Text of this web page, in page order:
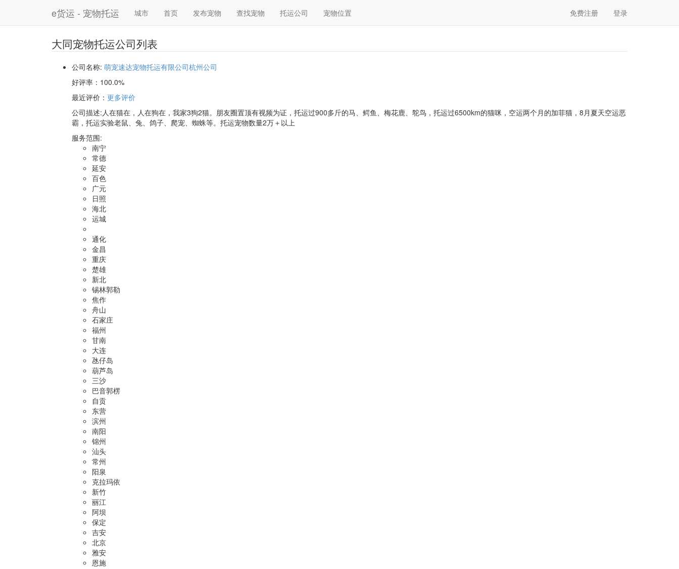
e货运 - 宠物托运 城市 首页 发布宠物 查找宠物 托运公司 宠物位置 免费注册 登录
大同宠物托运公司列表
公司名称: 萌宠速达宠物托运有限公司杭州公司
好评率： 100.0%
最近评价 ： 更多评价
公司描述:人在猫在，人在狗在，我家3狗2猫。朋友圈置顶有视频为证，托运过900多斤的马、鳄鱼、梅花鹿、鸵鸟，托运过6500km的猫咪，空运两个月的加菲猫，8月夏天空运恶
霸，托运实验老鼠、兔、鸽子、爬宠、蜘蛛等。托运宠物数量2万＋以上
服务范围:
南宁
常德
延安
百色
广元
日照
海北
运城
通化
金昌
重庆
楚雄
新北
锡林郭勒
焦作
舟山
石家庄
福州
甘南
大连
氹仔岛
葫芦岛
三沙
巴音郭楞
自贡
东营
滨州
南阳
锦州
汕头
常州
阳泉
克拉玛依
新竹
丽江
阿坝
保定
吉安
北京
雅安
恩施